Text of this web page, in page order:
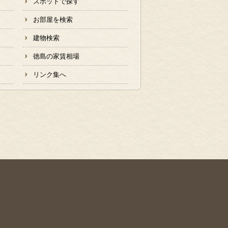
お部屋を検索
建物検索
徳島の家賃相場
リンク集へ